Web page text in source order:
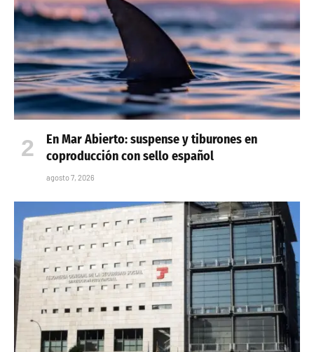
En Mar Abierto: suspense y tiburones en
coproducción con sello español
agosto 7, 2026